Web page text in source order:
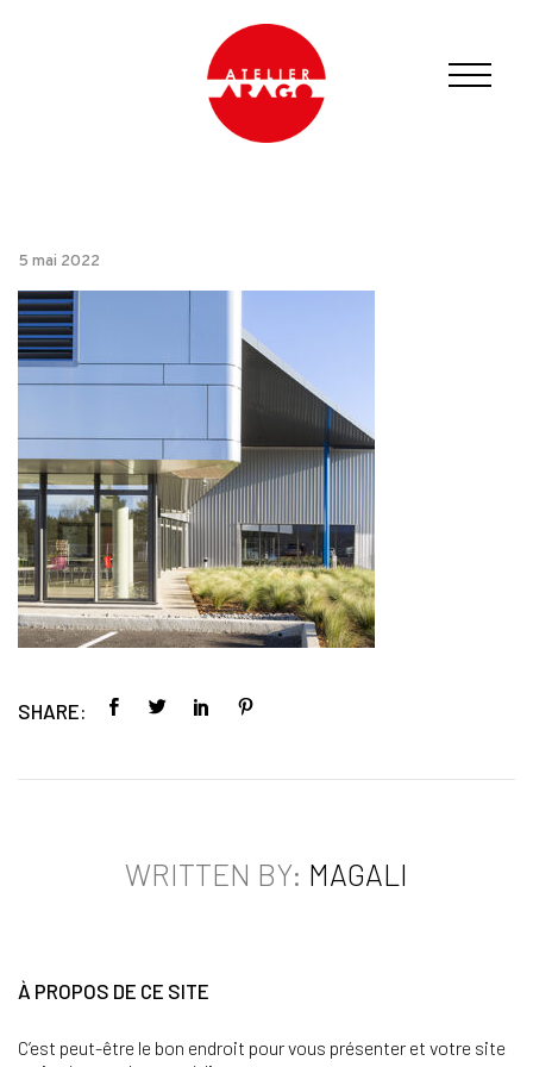
5 mai 2022
SHARE:
WRITTEN BY: MAGALI
À PROPOS DE CE SITE
C’est peut-être le bon endroit pour vous présenter et votre site